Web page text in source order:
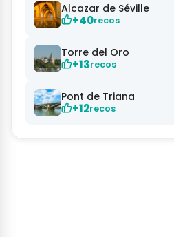
Alcazar de Séville
+40recos
Torre del Oro
+13recos
Pont de Triana
+12recos